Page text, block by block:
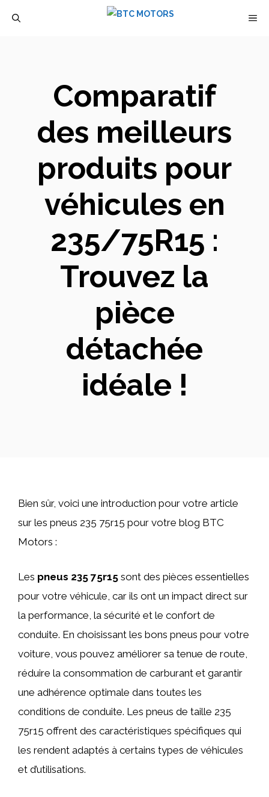
Comparatif
des meilleurs
produits pour
véhicules en
235/75R15 :
Trouvez la
pièce
détachée
idéale !
Bien sûr, voici une introduction pour votre article
sur les pneus 235 75r15 pour votre blog BTC
Motors :
Les pneus 235 75r15 sont des pièces essentielles
pour votre véhicule, car ils ont un impact direct sur
la performance, la sécurité et le confort de
conduite. En choisissant les bons pneus pour votre
voiture, vous pouvez améliorer sa tenue de route,
réduire la consommation de carburant et garantir
une adhérence optimale dans toutes les
conditions de conduite. Les pneus de taille 235
75r15 offrent des caractéristiques spécifiques qui
les rendent adaptés à certains types de véhicules
et d’utilisations.